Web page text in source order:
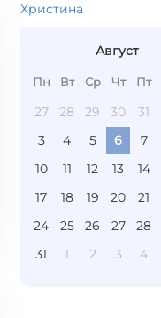
Христина
Август
Пн Вт Ср Чт Пт
27 28 29 30 31
3
4 5 6 7
10
11 12 13 14
17
18 19 20 21
24
25 26 27 28
31
1 2 3 4